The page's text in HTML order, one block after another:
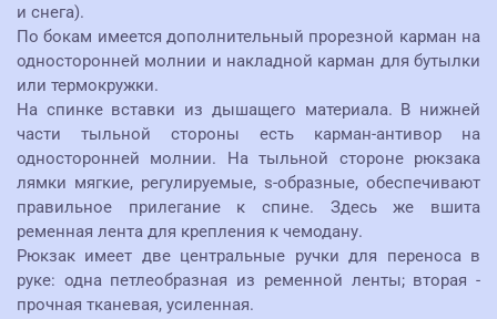
и снега).
По бокам имеется дополнительный прорезной карман на
односторонней молнии и накладной карман для бутылки
или термокружки.
На спинке вставки из дышащего материала. В нижней
части тыльной стороны есть карман-антивор на
односторонней молнии. На тыльной стороне рюкзака
лямки мягкие, регулируемые, s-образные, обеспечивают
правильное прилегание к спине. Здесь же вшита
ременная лента для крепления к чемодану.
Рюкзак имеет две центральные ручки для переноса в
руке: одна петлеобразная из ременной ленты; вторая -
прочная тканевая, усиленная.